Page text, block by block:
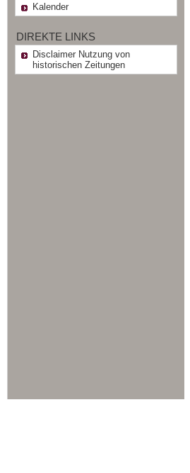
Kalender
DIREKTE LINKS
Disclaimer Nutzung von
historischen Zeitungen